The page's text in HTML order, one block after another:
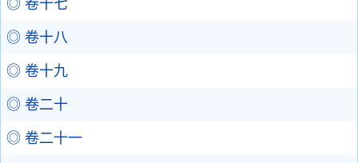
◎ 卷十七
◎ 卷十八
◎ 卷十九
◎ 卷二十
◎ 卷二十一